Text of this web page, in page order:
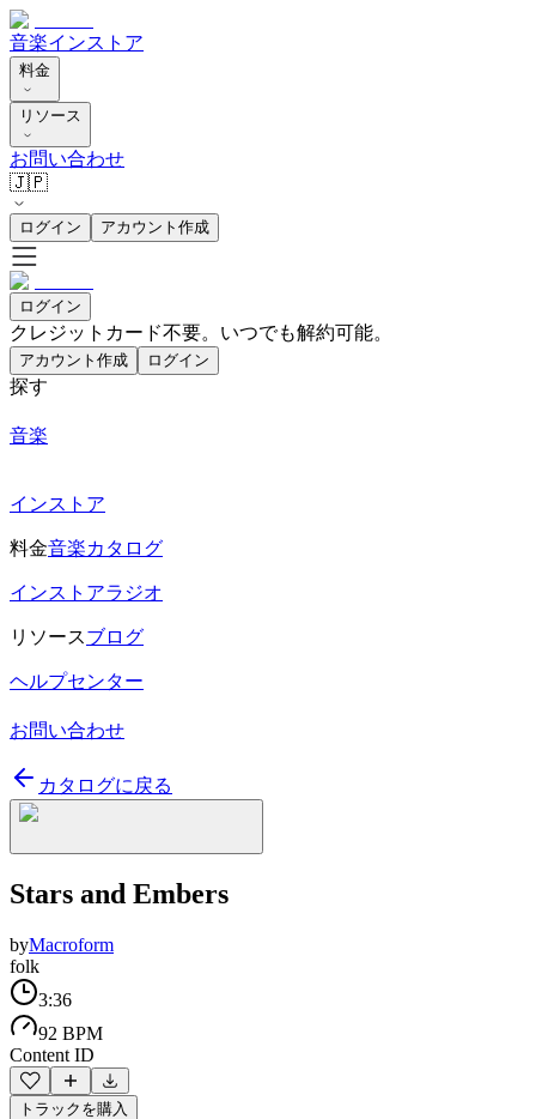
音楽インストア
料金
リソース
お問い合わせ
🇯🇵
ログイン アカウント作成
ログイン
クレジットカード不要。いつでも解約可能。
アカウント作成 ログイン
探す
音楽
インストア
料金音楽カタログ
インストアラジオ
リソースブログ
ヘルプセンター
お問い合わせ
カタログに戻る
Stars and Embers
byMacroform
folk
3:36
92 BPM
Content ID
トラックを購入